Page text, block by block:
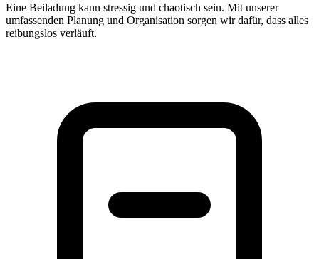
Eine Beiladung kann stressig und chaotisch sein. Mit unserer
umfassenden Planung und Organisation sorgen wir dafür, dass alles
reibungslos verläuft.